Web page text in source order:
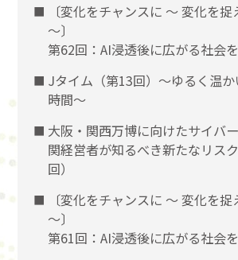
〔変化をチャンスに 〜 変化を
〜〕
第62回：AI浸透後に広がる社会
Jタイム（第13回）～ゆるく温
時間～
大阪・関西万博に向けたサイバ
関経営者が知るべき新たなリス
回）
〔変化をチャンスに 〜 変化を
〜〕
第61回：AI浸透後に広がる社会